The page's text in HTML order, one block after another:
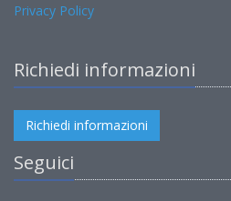
Privacy Policy
Richiedi informazioni
Richiedi informazioni
Seguici